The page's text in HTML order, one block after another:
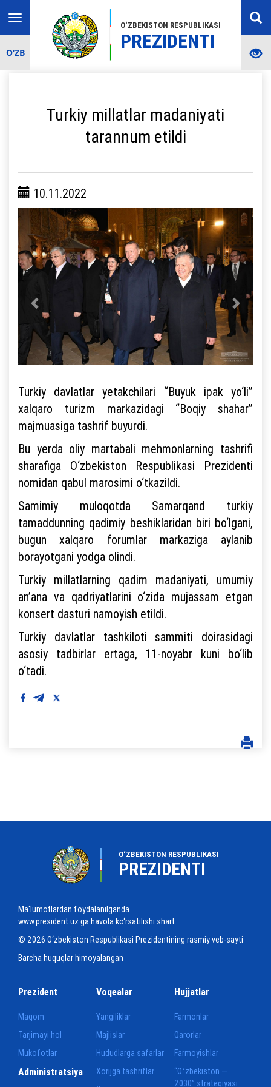
O‘ZBEKISTON RESPUBLIKASI
PREZIDENTI
Toggle
navigation
O‘ZB
Turkiy millatlar madaniyati
tarannum etildi
10.11.2022
Turkiy davlatlar yetakchilari “Buyuk ipak yo‘li”
xalqaro turizm markazidagi “Boqiy shahar”
majmuasiga tashrif buyurdi.
Bu yerda oliy martabali mehmonlarning tashrifi
sharafiga O‘zbekiston Respublikasi Prezidenti
nomidan qabul marosimi o‘tkazildi.
Samimiy muloqotda Samarqand turkiy
tamaddunning qadimiy beshiklaridan biri bo‘lgani,
bugun xalqaro forumlar markaziga aylanib
borayotgani yodga olindi.
Turkiy millatlarning qadim madaniyati, umumiy
an’ana va qadriyatlarini o‘zida mujassam etgan
konsert dasturi namoyish etildi.
Turkiy davlatlar tashkiloti sammiti doirasidagi
asosiy tadbirlar ertaga, 11-noyabr kuni bo‘lib
o‘tadi.
O‘ZBEKISTON RESPUBLIKASI
PREZIDENTI
Ma'lumotlardan foydalanilganda
www.president.uz ga havola ko‘rsatilishi shart
© 2026 O‘zbekiston Respublikasi Prezidentining rasmiy veb-sayti
Barcha huquqlar himoyalangan
Prezident
Maqom
Tarjimayi hol
Mukofotlar
Voqealar
Yangiliklar
Majlislar
Hududlarga safarlar
Xorijga tashriflar
Hujjatlar
Farmonlar
Qarorlar
Farmoyishlar
“Oʻzbekiston —
2030” strategiyasi
Administratsiya